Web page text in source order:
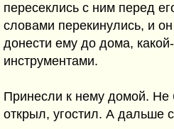
пересеклись с ним перед
словами перекинулись, и
донести ему до дома,
инструментами.
Принесли к нему домой. Не
открыл, угостил. А дальше